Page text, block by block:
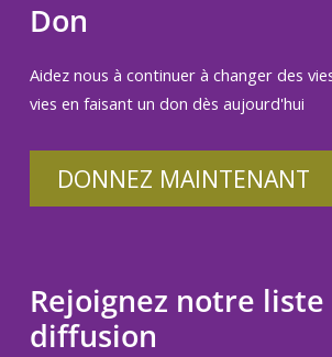
Don
Aidez nous à continuer à changer des
vies en faisant un don dès aujourd'hui
DONNEZ MAINTENANT
Rejoignez notre liste
diffusion